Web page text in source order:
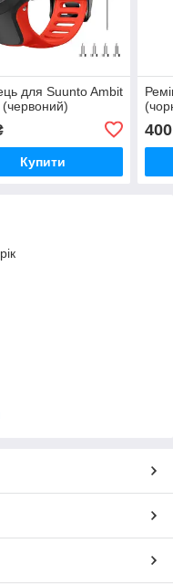
для Suunto Ambit
Купити
400